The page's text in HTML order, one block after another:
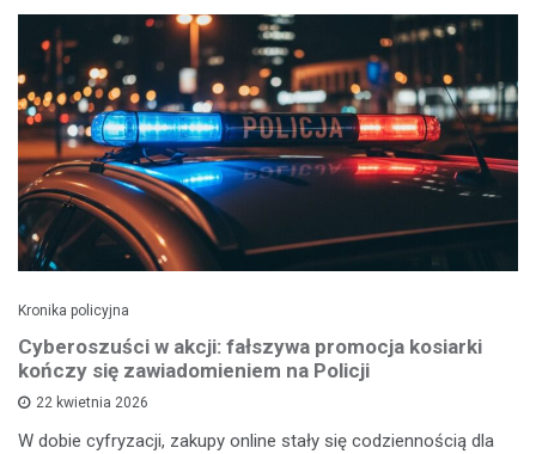
Kronika policyjna
Cyberoszuści w akcji: fałszywa promocja kosiarki
kończy się zawiadomieniem na Policji
22 kwietnia 2026
W dobie cyfryzacji, zakupy online stały się codziennością dla